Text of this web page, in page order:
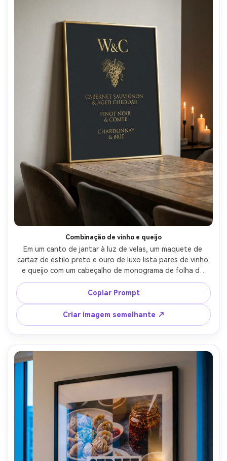
Combinação de vinho e queijo
Em um canto de jantar à luz de velas, um maquete de
cartaz de estilo preto e ouro de luxo lista pares de vinho
e queijo com um cabeçalho de monograma de folha de
ouro e pequeno aglomerado de uva ilustrado, fundo de
carvão profundo, fotografado em uma moldura elegante,
luz lateral macia com baixo suave, Canon R6, 85mm,
composição vertical apertada, realismo editorial de ponta,
bordas de texto afiadas-AR 4:5
Copiar Prompt
Criar imagem semelhante ↗